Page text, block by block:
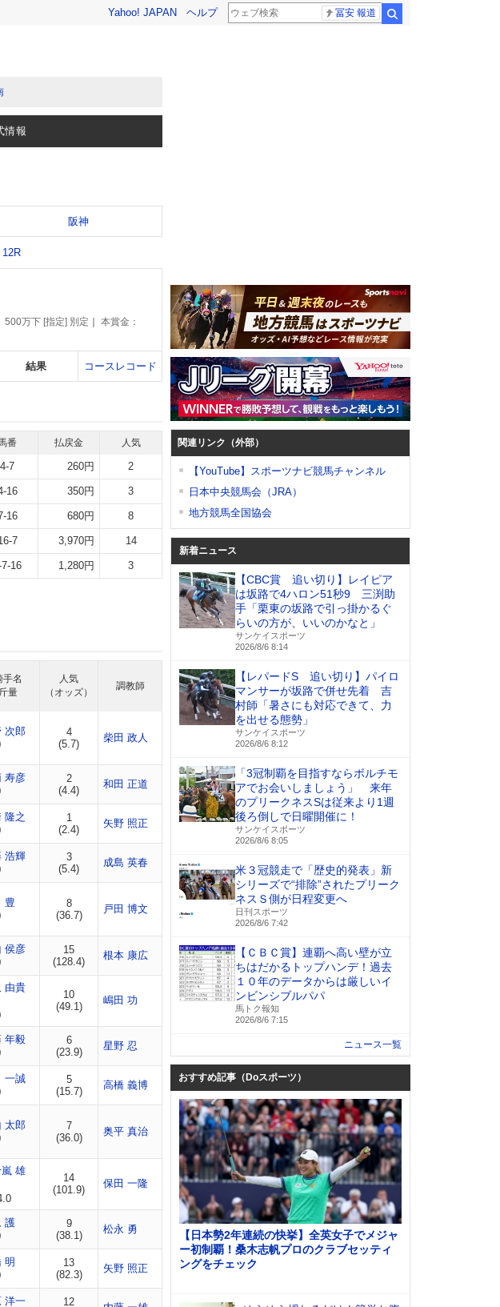
Yahoo! JAPAN ヘルプ 冨安 報道
情報
阪神
12R
500万下 [指定] 別定
本賞金：
結果 コースレコード
番 払戻金 人気
4-7 260円 2
16 350円 3
16 680円 8
7 3,970円 14
16 1,280円 3
手名
斤量
人気
（オッズ）
調教師
次郎
4
(5.7)
柴田 政人
寿彦
2
(4.4)
和田 正道
隆之
1
(2.4)
矢野 照正
浩輝
3
(5.4)
成島 英春
豊
8
(36.7)
戸田 博文
侯彦
15
(128.4)
根本 康広
由貴
10
(49.1)
嶋田 功
年毅
6
(23.9)
星野 忍
一誠
5
(15.7)
高橋 義博
太郎
7
(36.0)
奥平 真治
雄
14
(101.9)
保田 一隆
護
9
(38.1)
松永 勇
明
13
(82.3)
矢野 照正
洋一
12
関連リンク（外部）
【YouTube】スポーツナビ競馬チャンネル
日本中央競馬会（JRA）
地方競馬全国協会
新着ニュース
【CBC賞 追い切り】レイピア
は坂路で4ハロン51秒9 三渕助
手「栗東の坂路で引っ掛かるぐ
らいの方が、いいのかなと」
サンケイスポーツ
2026/8/6 8:14
【レパードS 追い切り】パイロ
マンサーが坂路で併せ先着 吉
村師「暑さにも対応できて、力
を出せる態勢」
サンケイスポーツ
2026/8/6 8:12
「3冠制覇を目指すならボルチモ
アでお会いしましょう」 来年
のプリークネスSは従来より1週
後ろ倒しで日曜開催に！
サンケイスポーツ
2026/8/6 8:05
米３冠競走で「歴史的発表」新
シリーズで“排除”されたプリーク
ネスＳ側が日程変更へ
日刊スポーツ
2026/8/6 7:42
【ＣＢＣ賞】連覇へ高い壁が立
ちはだかるトップハンデ！過去
１０年のデータからは厳しいイ
ンビンシブルパパ
馬トク報知
2026/8/6 7:15
ニュース一覧
おすすめ記事（Doスポーツ）
【日本勢2年連続の快挙】全英女子でメジャ
ー初制覇！桑木志帆プロのクラブセッティ
ングをチェック